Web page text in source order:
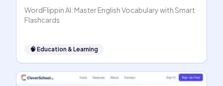
WordFlippin AI: Master English Vocabulary with Smart
Flashcards
🧠 Education & Learning